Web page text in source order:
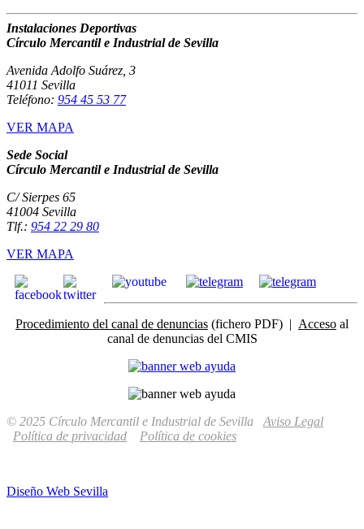
Instalaciones Deportivas
Círculo Mercantil e Industrial de Sevilla
Avenida Adolfo Suárez, 3
41011 Sevilla
Teléfono: 954 45 53 77
VER MAPA
Sede Social
Círculo Mercantil e Industrial de Sevilla
C/ Sierpes 65
41004 Sevilla
Tlf.: 954 22 29 80
VER MAPA
Procedimiento del canal de denuncias (fichero PDF) | Acceso al
canal de denuncias del CMIS
© 2025 Círculo Mercantil e Industrial de Sevilla Aviso Legal
Política de privacidad
Política de cookies
Diseño Web Sevilla